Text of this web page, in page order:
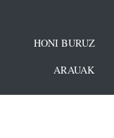
HONI BURUZ
ARAUAK